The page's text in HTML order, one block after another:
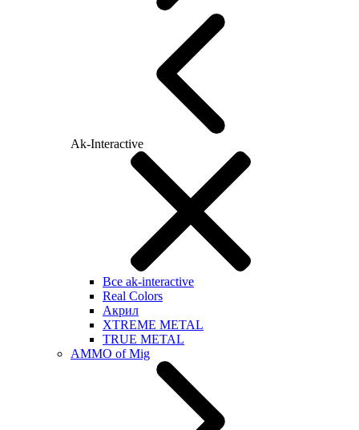
Ak-Interactive
Все ak-interactive
Real Colors
Акрил
XTREME METAL
TRUE METAL
AMMO of Mig